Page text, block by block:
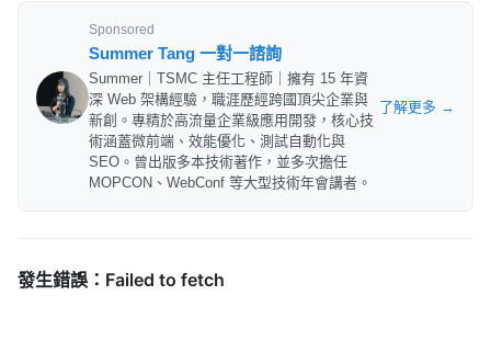
Sponsored
Summer Tang 一對一諮詢
Summer｜TSMC 主任工程師｜擁有 15 年資
深 Web 架構經驗，職涯歷經跨國頂尖企業與
新創。專精於高流量企業級應用開發，核心技
術涵蓋微前端、效能優化、測試自動化與
SEO。曾出版多本技術著作，並多次擔任
MOPCON、WebConf 等大型技術年會講者。
了解更多 →